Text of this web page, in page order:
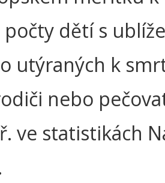
počty dětí s
utýraných k
nebo
ve statistikách